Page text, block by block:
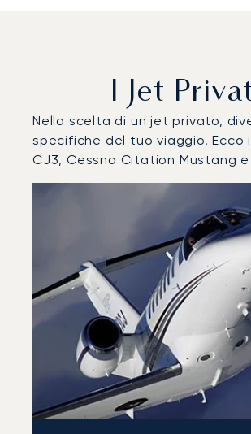
I Jet
Nella scelta di un jet privato,
specifiche del tuo viaggio.
CJ3, Cessna Citation Mustang e
Aeroporto di Losanna Blécherette :
Modello di
Velocità